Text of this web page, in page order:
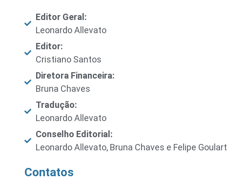
Editor Geral:
Leonardo Allevato
Editor:
Cristiano Santos
Diretora Financeira:
Bruna Chaves
Tradução:
Leonardo Allevato
Conselho Editorial:
Leonardo Allevato, Bruna Chaves e Felipe Goulart
Contatos